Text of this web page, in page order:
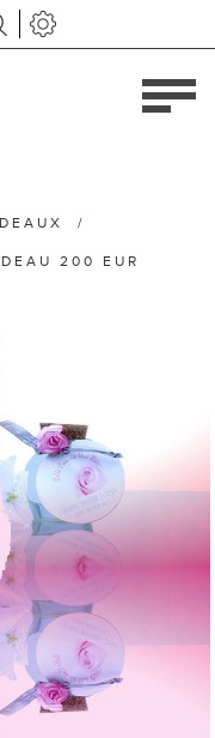
/
200 EUR